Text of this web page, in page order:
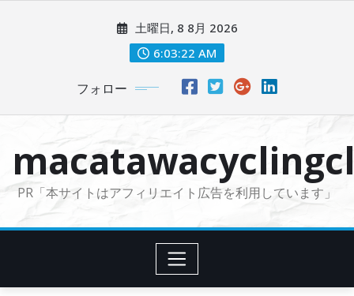
に
土曜日, 8 8月 2026
6:03:23 AM
フォロー
PR「本サイトはアフィリエイト広告を利用しています」